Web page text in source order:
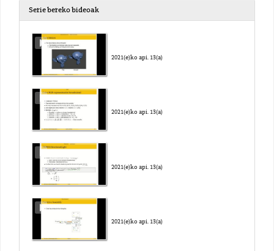
Serie bereko bideoak
2021(e)ko api. 13(a)
2021(e)ko api. 13(a)
2021(e)ko api. 13(a)
2021(e)ko api. 13(a)